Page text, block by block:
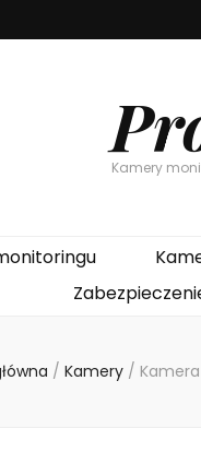
Kamery
/ Kamery /